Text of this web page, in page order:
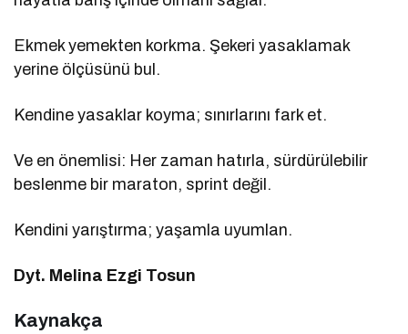
Ekmek yemekten korkma. Şekeri yasaklamak
yerine ölçüsünü bul.
Kendine yasaklar koyma; sınırlarını fark et.
Ve en önemlisi: Her zaman hatırla, sürdürülebilir
beslenme bir maraton, sprint değil.
Kendini yarıştırma; yaşamla uyumlan.
Dyt. Melina Ezgi Tosun
Kaynakça